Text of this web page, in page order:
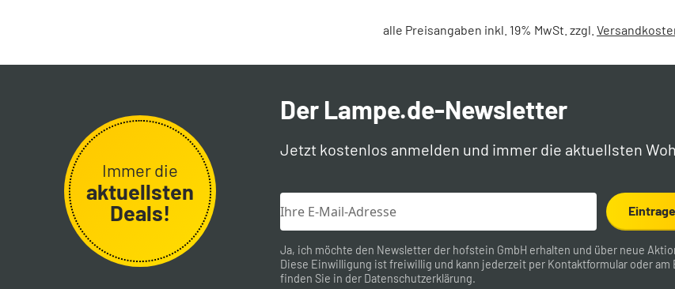
alle Preisangaben inkl. 19% MwSt. zzgl.
Immer die
aktuellsten
Deals!
Der Lampe.de-Newsletter
Jetzt kostenlos anmelden und immer die aktuellsten
Ja, ich möchte den Newsletter der hofstein GmbH erhalten und über neue
Diese Einwilligung ist freiwillig und kann jederzeit per Kontaktformular oder am
finden Sie in der Datenschutzerklärung.